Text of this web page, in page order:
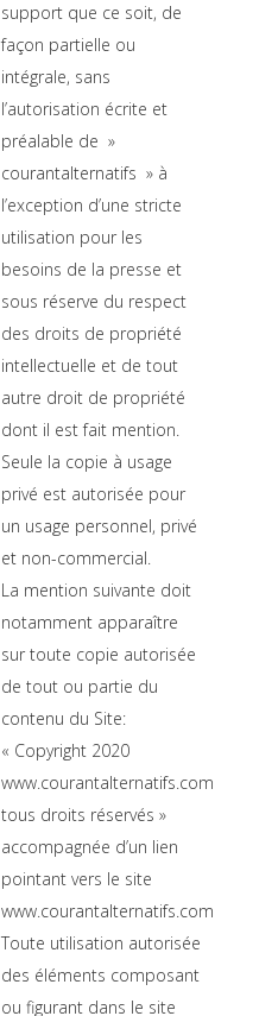
support que ce soit, de
façon partielle ou
intégrale, sans
l’autorisation écrite et
préalable de »
courantalternatifs » à
l’exception d’une stricte
utilisation pour les
besoins de la presse et
sous réserve du respect
des droits de propriété
intellectuelle et de tout
autre droit de propriété
dont il est fait mention.
Seule la copie à usage
privé est autorisée pour
un usage personnel, privé
et non-commercial.
La mention suivante doit
notamment apparaître
sur toute copie autorisée
de tout ou partie du
contenu du Site:
« Copyright 2020
www.courantalternatifs.com
tous droits réservés »
accompagnée d’un lien
pointant vers le site
www.courantalternatifs.com
Toute utilisation autorisée
des éléments composant
ou figurant dans le site